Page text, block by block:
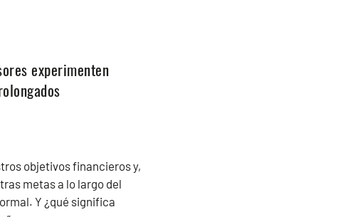
experimenten
objetivos financieros y,
metas a lo largo del
Y ¿qué significa